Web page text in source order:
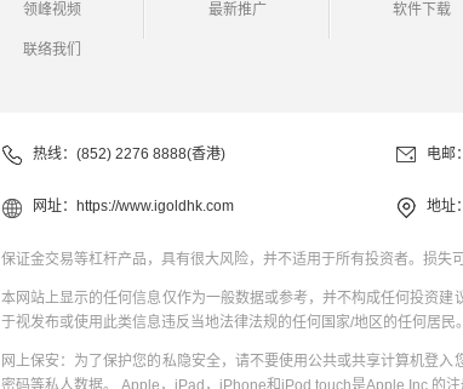
领峰视频
联络我们
最新推广 软件下载
热线：(852) 2276 8888(香港) 电邮
网址： https://www.igoldhk.com 地址
保证金交易等杠杆产品，具有很大风险，并不适用于所有投资者。损失
本网站上显示的任何信息仅作为一般数据或参考，并不构成任何投资
于视发布或使用此类信息违反当地法律法规的任何国家/地区的任何居
网上保安：为了保护您的私隐安全，请不要使用公共或共享计算机登
密码等私人数据。 Apple，iPad，iPhone和iPod touch是Apple Inc.的